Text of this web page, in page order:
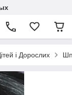
і Дорослих